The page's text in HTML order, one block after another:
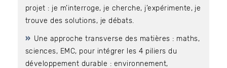
projet : je m’interroge, je cherche, j’expérimente, je
trouve des solutions, je débats.
Une approche transverse des matières : maths,
sciences, EMC, pour intégrer les 4 piliers du
développement durable : environnement,